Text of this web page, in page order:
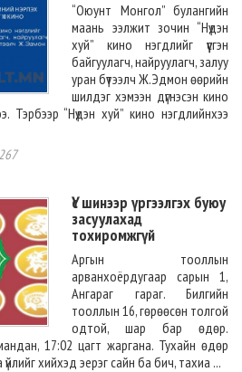
“Оюунт Монгол” булангийн
маань ээлжит зочин “Нүдэн
хуй” кино нэгдлийг үүсгэн
байгуулагч, найруулагч, залуу
уран бүтээлч Ж.Эдмон өөрийн
шилдэг хэмээн дүгнэсэн кино
Тэрбээр “Нүдэн хуй” кино нэгдлийнхээ
Үс шинээр үргээлгэх буюу
засуулахад
тохиромжгүй
Аргын тооллын
арванхоёрдугаар сарын 1,
Ангараг гараг. Билгийн
тооллын 16, гөрөөсөн толгой
одтой, шар бар өдөр.
17:02 цагт жаргана. Тухайн өдөр
хийхэд эерэг сайн ба бич, тахиа ...